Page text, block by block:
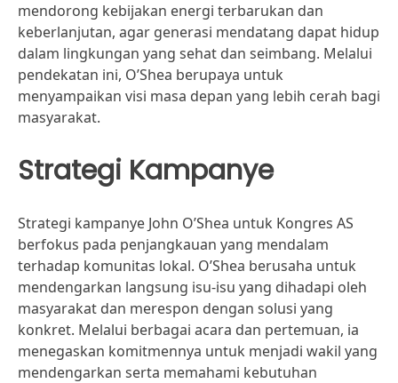
mendorong kebijakan energi terbarukan dan
keberlanjutan, agar generasi mendatang dapat hidup
dalam lingkungan yang sehat dan seimbang. Melalui
pendekatan ini, O’Shea berupaya untuk
menyampaikan visi masa depan yang lebih cerah bagi
masyarakat.
Strategi Kampanye
Strategi kampanye John O’Shea untuk Kongres AS
berfokus pada penjangkauan yang mendalam
terhadap komunitas lokal. O’Shea berusaha untuk
mendengarkan langsung isu-isu yang dihadapi oleh
masyarakat dan merespon dengan solusi yang
konkret. Melalui berbagai acara dan pertemuan, ia
menegaskan komitmennya untuk menjadi wakil yang
mendengarkan serta memahami kebutuhan